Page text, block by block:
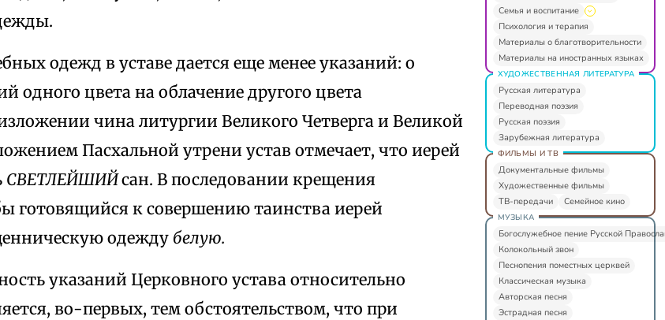
одежд в уставе дается еще менее указаний: о
одного цвета на облачение другого цвета
чина литургии Великого Четверга и Великой
Пасхальной утрени устав отмечает, что иерей
СВЕТЛЕЙШИЙсан. В последовании крещения
готовящийся к совершению таинства иерей
одежду белую.
указаний Церковного устава относительно
во-первых, тем обстоятельством, что при
Семья и воспитание
Психология и терапия
Материалы о благотворительности
Материалы на иностранных языках
ХУДОЖЕСТВЕННАЯ ЛИТЕРАТУРА
Русская литература
Переводная поэзия
Русская поэзия
Зарубежная литература
ФИЛЬМЫ И ТВ
Документальные фильмы
Художественные фильмы
ТВ-передачи
Семейное кино
МУЗЫКА
Богослужебное пение Русской
Колокольный звон
Песнопения поместных церквей
Классическая музыка
Авторская песня
Эстрадная песня